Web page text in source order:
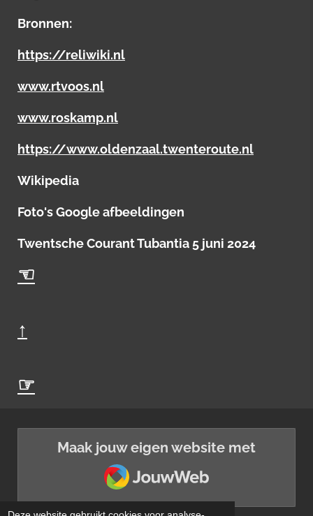
Bronnen:
https://reliwiki.nl
www.rtvoos.nl
www.roskamp.nl
https://www.oldenzaal.twenteroute.nl
Wikipedia
Foto's Google afbeeldingen
Twentsche Courant Tubantia 5 juni 2024
☜
↑
☞
Maak jouw eigen website met
JouwWeb